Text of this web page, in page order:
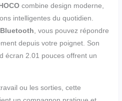
combine design moderne,
intelligentes du quotidien.
, vous pouvez répondre
depuis votre poignet. Son
écran 2.01 pouces offrent un
ou les sorties, cette